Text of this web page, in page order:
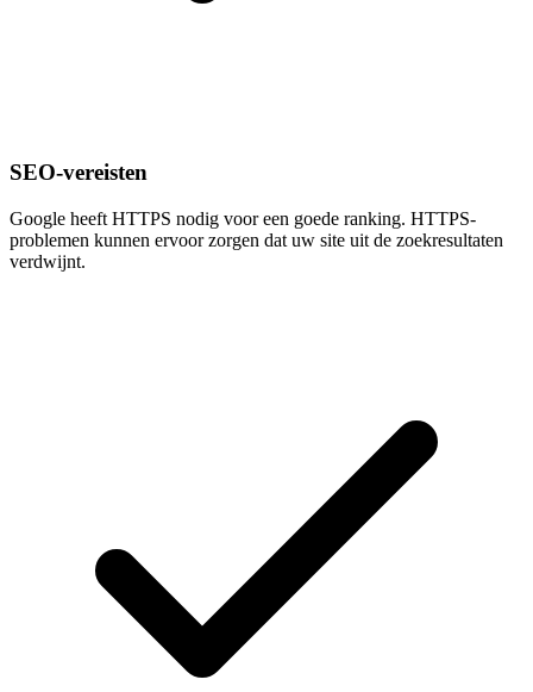
SEO-vereisten
Google heeft HTTPS nodig voor een goede ranking. HTTPS-
problemen kunnen ervoor zorgen dat uw site uit de zoekresultaten
verdwijnt.